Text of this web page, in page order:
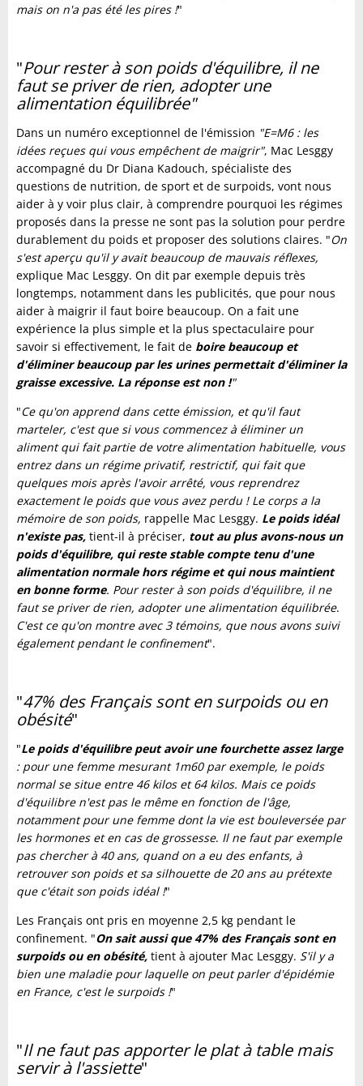
mais on n'a pas été les pires !"
"Pour rester à son poids d'équilibre, il ne
faut se priver de rien, adopter une
alimentation équilibrée"
Dans un numéro exceptionnel de l'émission "E=M6 : les
idées reçues qui vous empêchent de maigrir", Mac Lesggy
accompagné du Dr Diana Kadouch, spécialiste des
questions de nutrition, de sport et de surpoids, vont nous
aider à y voir plus clair, à comprendre pourquoi les régimes
proposés dans la presse ne sont pas la solution pour perdre
durablement du poids et proposer des solutions claires. "On
s'est aperçu qu'il y avait beaucoup de mauvais réflexes,
explique Mac Lesggy. On dit par exemple depuis très
longtemps, notamment dans les publicités, que pour nous
aider à maigrir il faut boire beaucoup. On a fait une
expérience la plus simple et la plus spectaculaire pour
savoir si effectivement, le fait de boire beaucoup et
d'éliminer beaucoup par les urines permettait d'éliminer la
graisse excessive. La réponse est non !"
"Ce qu'on apprend dans cette émission, et qu'il faut
marteler, c'est que si vous commencez à éliminer un
aliment qui fait partie de votre alimentation habituelle, vous
entrez dans un régime privatif, restrictif, qui fait que
quelques mois après l'avoir arrêté, vous reprendrez
exactement le poids que vous avez perdu ! Le corps a la
mémoire de son poids, rappelle Mac Lesggy. Le poids idéal
n'existe pas, tient-il à préciser, tout au plus avons-nous un
poids d'équilibre, qui reste stable compte tenu d'une
alimentation normale hors régime et qui nous maintient
en bonne forme. Pour rester à son poids d'équilibre, il ne
faut se priver de rien, adopter une alimentation équilibrée.
C'est ce qu'on montre avec 3 témoins, que nous avons suivi
également pendant le confinement".
"47% des Français sont en surpoids ou en
obésité"
"Le poids d'équilibre peut avoir une fourchette assez large
: pour une femme mesurant 1m60 par exemple, le poids
normal se situe entre 46 kilos et 64 kilos. Mais ce poids
d'équilibre n'est pas le même en fonction de l'âge,
notamment pour une femme dont la vie est bouleversée par
les hormones et en cas de grossesse. Il ne faut par exemple
pas chercher à 40 ans, quand on a eu des enfants, à
retrouver son poids et sa silhouette de 20 ans au prétexte
que c'était son poids idéal !"
Les Français ont pris en moyenne 2,5 kg pendant le
confinement. "On sait aussi que 47% des Français sont en
surpoids ou en obésité, tient à ajouter Mac Lesggy. S'il y a
bien une maladie pour laquelle on peut parler d'épidémie
en France, c'est le surpoids !"
"Il ne faut pas apporter le plat à table mais
servir à l'assiette"